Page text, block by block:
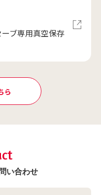
ブ専用真空保存
ら
い合わせ